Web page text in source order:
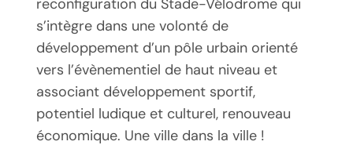
s’intègre dans une volonté de
développement d’un pôle urbain orienté
vers l’évènementiel de haut niveau et
associant développement sportif,
potentiel ludique et culturel, renouveau
économique. Une ville dans la ville !